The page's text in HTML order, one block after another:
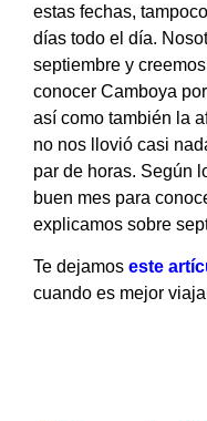
estas fechas,
días todo el día.
septiembre y
conocer Camboya
así como también la
no nos llovió casi
par de horas. Según
buen mes para
explicamos sobre
Te dejamos este
cuando es mejor